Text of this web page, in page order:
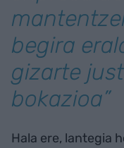
begira
gizarte
bokazioa”
Hala ere, lantegia